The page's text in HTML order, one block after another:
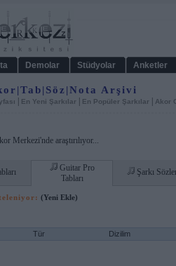
Demolar Stüdyolar Anketler
Arşivi
En Yeni Şarkılar En Popüler Şarkılar Akor
Merkezi'nde araştırılıyor...
Guitar Pro
Tabları
Şarkı
(Yeni Ekle)
Tür Dizilim